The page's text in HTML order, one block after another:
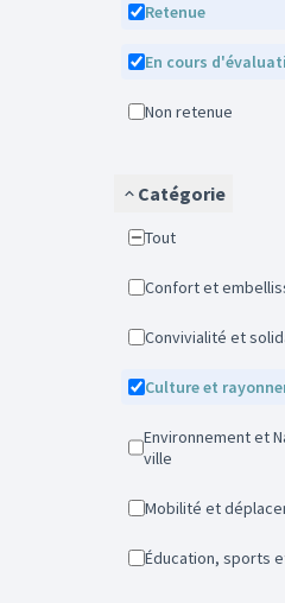
Retenue
En cours
Non retenue
Catégorie
Tout
Confort et
Convivialité et
Culture et
Environnement et Nature en
ville
Mobilité et
Éducation, sports